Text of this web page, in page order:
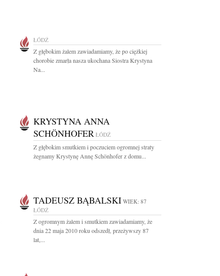
ŁÓDŹ
Z głębokim żalem zawiadamiamy, że po ciężkiej
chorobie zmarła nasza ukochana Siostra Krystyna
Na...
KRYSTYNA ANNA
SCHÖNHOFER ŁÓDŹ
Z głębokim smutkiem i poczuciem ogromnej straty
żegnamy Krystynę Annę Schönhofer z domu...
TADEUSZ BĄBALSKI WIEK: 87
ŁÓDŹ
Z ogromnym żalem i smutkiem zawiadamiamy, że
dnia 22 maja 2010 roku odszedł, przeżywszy 87
lat,...